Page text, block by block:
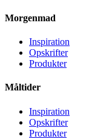
Morgenmad
Inspiration
Opskrifter
Produkter
Måltider
Inspiration
Opskrifter
Produkter